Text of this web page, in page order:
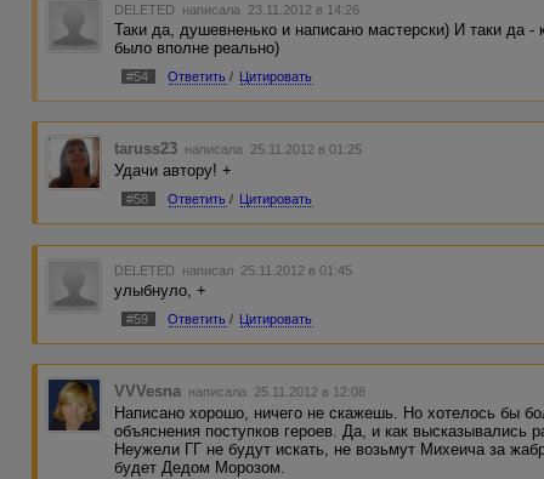
DELETED написала 23.11.2012 в 14:26
Таки да, душевненько и написано мастерски) И таки да -
было вполне реально)
#54 Ответить / Цитировать
taruss23 написала 25.11.2012 в 01:25
Удачи автору! +
#58 Ответить / Цитировать
DELETED написал 25.11.2012 в 01:45
улыбнуло, +
#59 Ответить / Цитировать
VVVesna написала 25.11.2012 в 12:08
Написано хорошо, ничего не скажешь. Но хотелось бы
объяснения поступков героев. Да, и как высказывались
Неужели ГГ не будут искать, не возьмут Михеича за
будет Дедом Морозом.